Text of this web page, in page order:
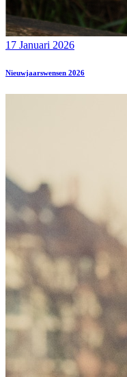
17 Januari 2026
Nieuwjaarswensen 2026